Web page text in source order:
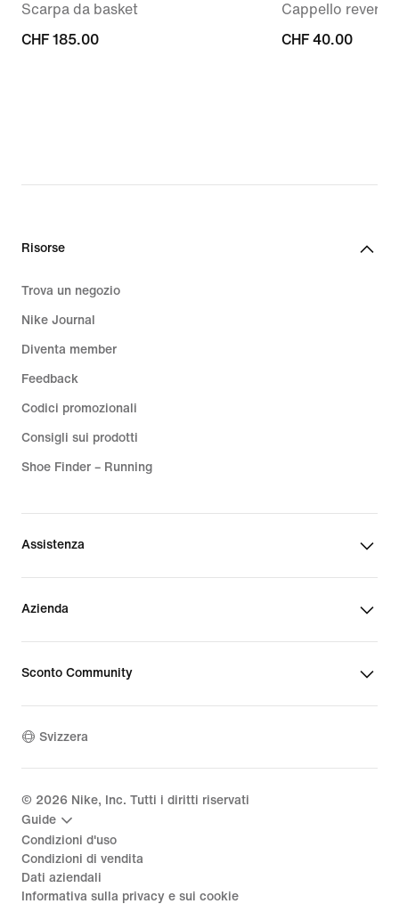
Scarpa da basket
CHF
CHF 185.00
Cappello
CHF
CHF 40.00
Risorse
Trova un negozio
Nike Journal
Diventa member
Feedback
Codici promozionali
Consigli sui prodotti
Shoe Finder – Running
Assistenza
Azienda
Sconto Community
Svizzera
© 2026 Nike, Inc. Tutti i diritti riservati
Guide
Condizioni d'uso
Condizioni di vendita
Dati aziendali
Informativa sulla privacy e sui cookie